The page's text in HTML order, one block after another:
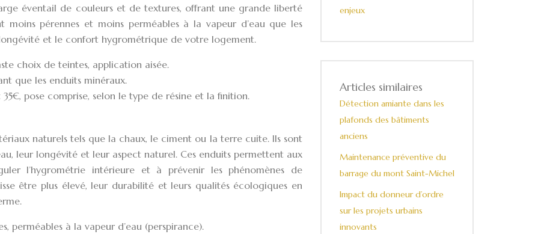
éventail de couleurs et de textures, offrant une grande liberté
moins pérennes et moins perméables à la vapeur d’eau que les
et le confort hygrométrique de votre logement.
choix de teintes, application aisée.
que les enduits minéraux.
pose comprise, selon le type de résine et la finition.
naturels tels que la chaux, le ciment ou la terre cuite. Ils sont
leur longévité et leur aspect naturel. Ces enduits permettent aux
l’hygrométrie intérieure et à prévenir les phénomènes de
être plus élevé, leur durabilité et leurs qualités écologiques en
perméables à la vapeur d’eau (perspirance).
enjeux
Articles similaires
Détection amiante dans les
plafonds des bâtiments
anciens
Maintenance préventive du
barrage du mont Saint-Michel
Impact du donneur d’ordre
sur les projets urbains
innovants